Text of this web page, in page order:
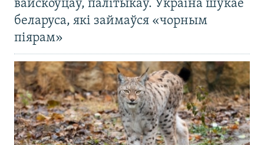
вайскоўцаў, палітыкаў. Украіна шукае
беларуса, які займаўся «чорным
піярам»